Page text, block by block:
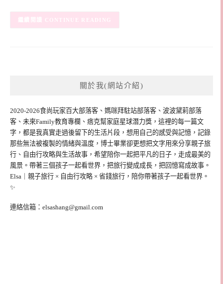
CONTINUE READING
關於我(網站介紹)
2020-2026食尚玩家百大部落客、媽咪拜駐站部落客、波波黛莉部落
客、未來Family教育專欄、痞克幫家庭星球潛力獎，這裡的每一篇文
字，都是我真實走過後留下的生活片段，想用自己的感受與記憶，記錄
那些無法被複製的情緒與溫度，博士畢業卻更想把文字用來分享親子旅
行、自由行攻略與生活故事，希望陪你一起把平凡的日子，走成最美的
風景。帶著三個孩子一起看世界，把旅行變成成長，把回憶寫成故事。
Elsa｜親子旅行 × 自由行攻略 × 省錢旅行，陪你帶著孩子一起看世界。
✨
連絡信箱： elsashang@gmail.com